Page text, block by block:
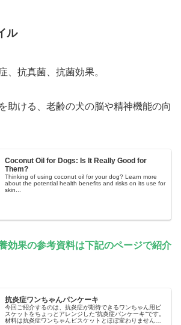
ル
、抗真菌、抗菌効果。
助ける、老齢の犬の脳や精神機能の向
Coconut Oil for Dogs: Is It Really Good for
Them?
Thinking of using coconut oil for your dog? Learn more
about the potential health benefits and risks on its use for
skin...
効果の参考資料は下記のページで紹介
抗炎症ワンちゃんパンケーキ
今回ご紹介するのは、抗炎症が期待できるワンちゃん用ビ
スケットをちょっとアレンジした”抗炎症パンケーキ”です。
材料は抗炎症ワンちゃんビスケットとほぼ変わりません。